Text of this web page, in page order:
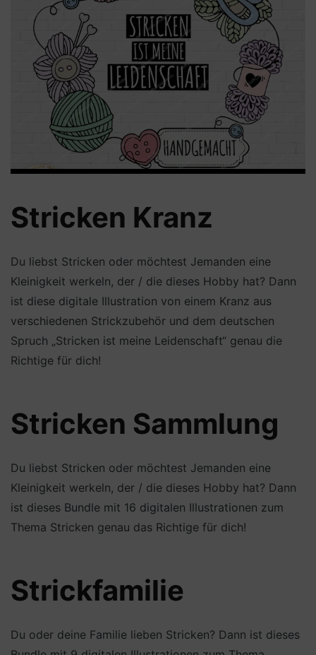
Stricken Kranz
Du liebst Stricken oder möchtest Jemanden eine
Kleinigkeit werkeln, der / die dieses Hobby hat? Dann
ist diese digitale Illustration von einem Kranz aus
verschiedenen Strickzubehör und dem deutschen
Spruch „Stricken ist meine Leidenschaft“ genau die
Richtige für dich!
Stricken Sammlung
Du liebst Stricken oder möchtest Jemanden eine
Kleinigkeit werkeln, der / die dieses Hobby hat? Dann
ist dieses Bundle mit 16 digitalen Illustrationen zum
Thema Stricken genau das Richtige für dich!
Strickfamilie
Du oder deine Familie lieben Stricken? Dann ist dieses